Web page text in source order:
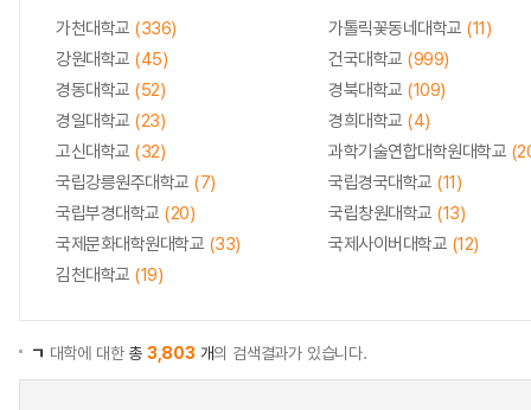
가천대학교 (336) 가톨릭꽃동네대학교 (11)
강원대학교 (45) 건국대학교 (999)
경동대학교 (52) 경북대학교 (109)
경일대학교 (23) 경희대학교 (4)
고신대학교 (32) 과학기술연합대학원대학교
국립강릉원주대학교 (7) 국립경국대학교 (11)
국립부경대학교 (20) 국립창원대학교 (13)
국제문화대학원대학교 (33) 국제사이버대학교 (12)
김천대학교 (19)
ㄱ 대학에 대한총 3,803 개의 검색결과가 있습니다.